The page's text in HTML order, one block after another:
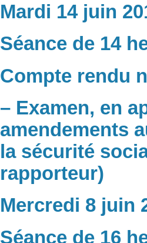
Mardi 14 juin
Séance de 14
Compte rendu
– Examen, en
amendements
la sécurité
rapporteur)
Mercredi 8 juin
Séance de 16